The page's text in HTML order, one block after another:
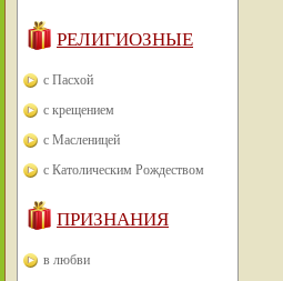
РЕЛИГИОЗНЫЕ
с Пасхой
с крещением
с Масленицей
с Католическим Рождеством
ПРИЗНАНИЯ
в любви